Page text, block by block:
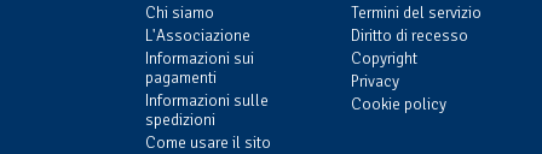
Chi siamo
L'Associazione
Informazioni sui
pagamenti
Informazioni sulle
spedizioni
Come usare il sito
Termini del servizio
Diritto di recesso
Copyright
Privacy
Cookie policy